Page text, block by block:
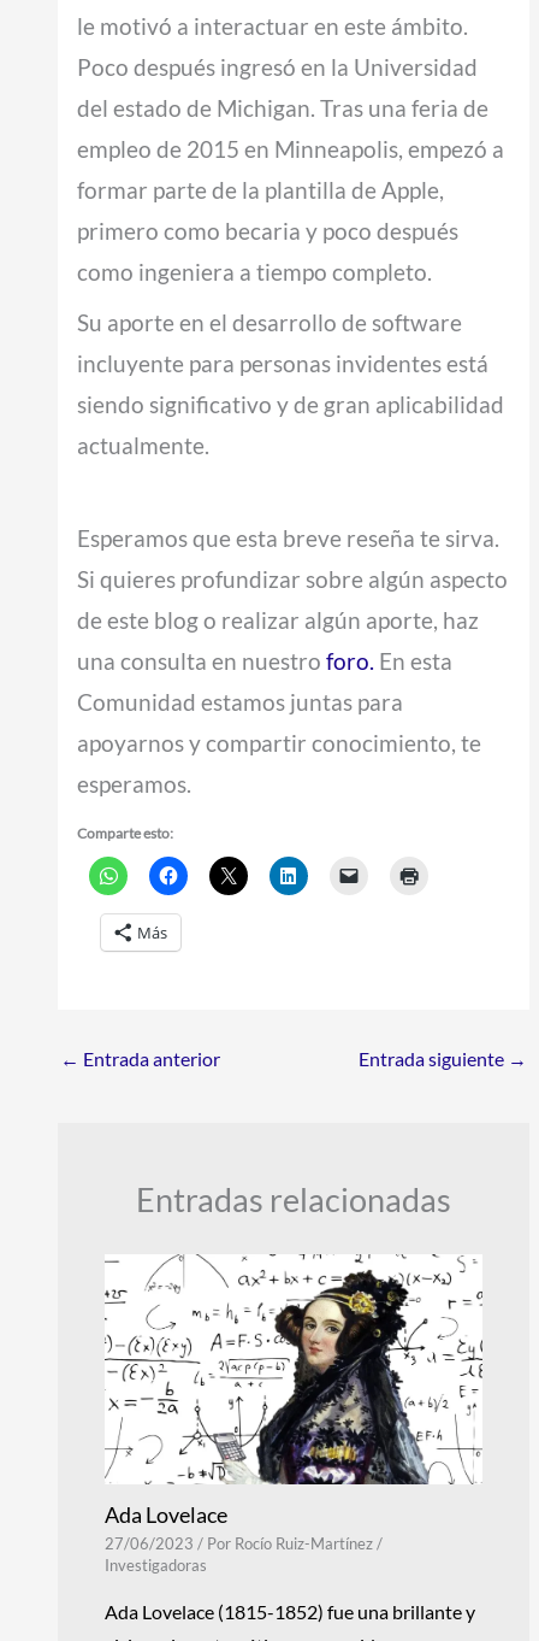
le motivó a interactuar en este ámbito.
Poco después ingresó en la Universidad
del estado de Michigan. Tras una feria de
empleo de 2015 en Minneapolis, empezó a
formar parte de la plantilla de Apple,
primero como becaria y poco después
como ingeniera a tiempo completo.
Su aporte en el desarrollo de software
incluyente para personas invidentes está
siendo significativo y de gran aplicabilidad
actualmente.
Esperamos que esta breve reseña te sirva.
Si quieres profundizar sobre algún aspecto
de este blog o realizar algún aporte, haz
una consulta en nuestro foro. En esta
Comunidad estamos juntas para
apoyarnos y compartir conocimiento, te
esperamos.
Comparte esto:
Más
← Entrada anterior Entrada siguiente →
Entradas relacionadas
Ada Lovelace
27/06/2023/ Por Rocío Ruiz-Martínez/
Investigadoras
Ada Lovelace (1815-1852) fue una brillante y